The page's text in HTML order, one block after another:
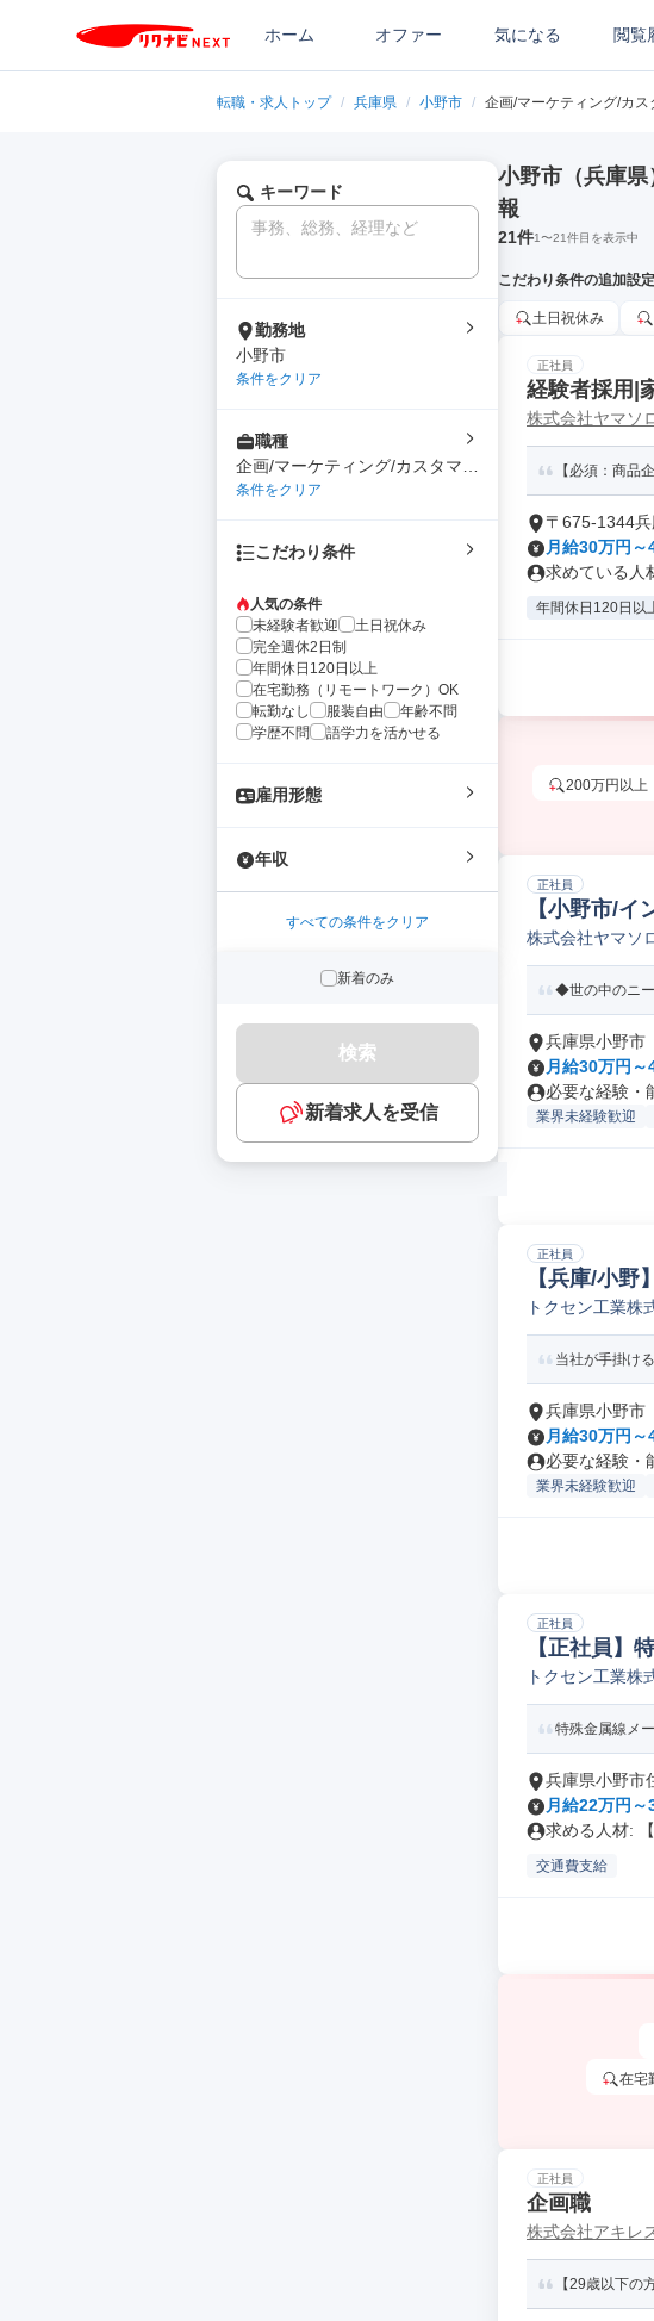
ホーム オファー 気になる 閲覧
転職・求人トップ / 兵庫県 / 小野市 / 企画/マーケティング/カス
キーワード
勤務地
小野市
条件をクリア
職種
企画/マーケティング/カスタマー
サクセス/サポート
条件をクリア
こだわり条件
人気の条件
未経験者歓迎
土日祝休み
完全週休2日制
年間休日120日以上
在宅勤務（リモートワーク）OK
転勤なし
服装自由
年齢不問
学歴不問
語学力を活かせる
雇用形態
年収
すべての条件をクリア
新着のみ
検索
新着求人を受信
小野市（兵庫
報
21件1〜21件目を表示中
こだわり条件の追加設
土日祝休み
正社員
経験者採用|
株式会社ヤマソ
【必須：商品
〒675-1344
月給30万円～
求めている人
年間休日120日以
200万円以上
正社員
【小野市/
品企画
株式会社ヤマソ
◆世の中のニ
兵庫県小野市
月給30万円～
必要な経験・
業界未経験歓迎
正社員
【兵庫/小
企画
トクセン工業株
当社が手掛け
兵庫県小野市
月給30万円～
必要な経験・
業界未経験歓迎
正社員
【正社員】
トクセン工業株
特殊金属線メ
兵庫県小野市
月給22万円～
求める人材:
交通費支給
在宅
正社員
企画職
株式会社アキレ
【29歳以下